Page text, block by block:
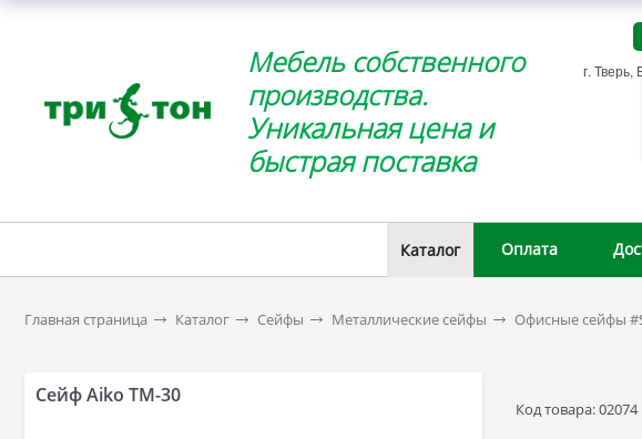
Мебель собственного
производства.
Уникальная цена и
быстрая поставка
г. Тверь,
Каталог Оплата
Главная страница Каталог Сейфы Металлические сейфы Офисные сейфы
Сейф Aiko TM-30
Код товара: 02074